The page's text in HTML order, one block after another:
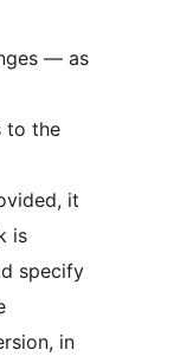
— as
to the
it
is
specify
in